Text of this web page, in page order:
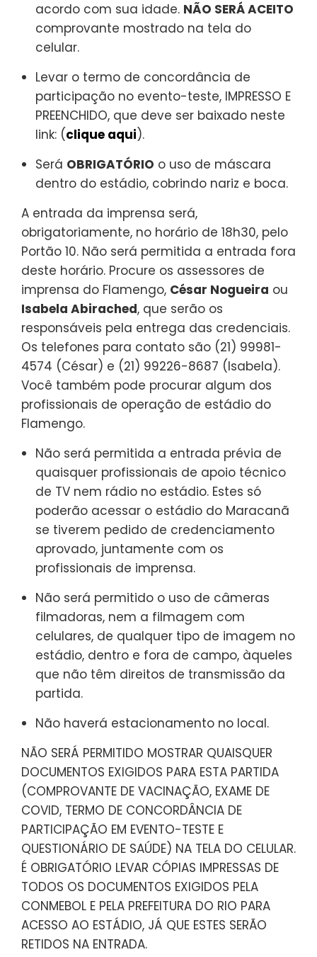
acordo com sua idade. NÃO SERÁ ACEITO
comprovante mostrado na tela do
celular.
Levar o termo de concordância de
participação no evento-teste, IMPRESSO E
PREENCHIDO, que deve ser baixado neste
link: (clique aqui).
Será OBRIGATÓRIO o uso de máscara
dentro do estádio, cobrindo nariz e boca.
A entrada da imprensa será,
obrigatoriamente, no horário de 18h30, pelo
Portão 10. Não será permitida a entrada fora
deste horário. Procure os assessores de
imprensa do Flamengo, César Nogueira ou
Isabela Abirached, que serão os
responsáveis pela entrega das credenciais.
Os telefones para contato são (21) 99981-
4574 (César) e (21) 99226-8687 (Isabela).
Você também pode procurar algum dos
profissionais de operação de estádio do
Flamengo.
Não será permitida a entrada prévia de
quaisquer profissionais de apoio técnico
de TV nem rádio no estádio. Estes só
poderão acessar o estádio do Maracanã
se tiverem pedido de credenciamento
aprovado, juntamente com os
profissionais de imprensa.
Não será permitido o uso de câmeras
filmadoras, nem a filmagem com
celulares, de qualquer tipo de imagem no
estádio, dentro e fora de campo, àqueles
que não têm direitos de transmissão da
partida.
Não haverá estacionamento no local.
NÃO SERÁ PERMITIDO MOSTRAR QUAISQUER
DOCUMENTOS EXIGIDOS PARA ESTA PARTIDA
(COMPROVANTE DE VACINAÇÃO, EXAME DE
COVID, TERMO DE CONCORDÂNCIA DE
PARTICIPAÇÃO EM EVENTO-TESTE E
QUESTIONÁRIO DE SAÚDE) NA TELA DO CELULAR.
É OBRIGATÓRIO LEVAR CÓPIAS IMPRESSAS DE
TODOS OS DOCUMENTOS EXIGIDOS PELA
CONMEBOL E PELA PREFEITURA DO RIO PARA
ACESSO AO ESTÁDIO, JÁ QUE ESTES SERÃO
RETIDOS NA ENTRADA.